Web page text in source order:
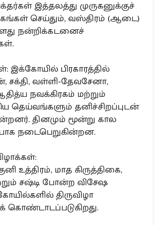
இத்தலத்து முருகனுக்குச்
செய்தும், வஸ்திரம் (ஆடை)
நன்றிக்கடனைச்
இக்கோயில் பிரகாரத்தில்
சக்தி, வள்ளி-தேவசேனா,
நவக்கிரகம் மற்றும்
தெய்வங்களும் தனிச்சிறப்புடன்
தினமும் மூன்று கால
நடைபெறுகின்றன.
உத்திரம், மாத கிருத்திகை,
சஷ்டி போன்ற விசேஷ
திருவிழா